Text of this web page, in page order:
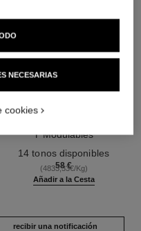
les beiges poudre belle mine
Y Modulables
14 tonos disponibles
58 €
(4833,33€/Kg)
Añadir a la Cesta
recibir una notificación
NECESARIAS
cookies